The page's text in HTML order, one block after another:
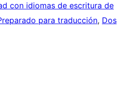
con idiomas de escritura de
para traducción, Dos